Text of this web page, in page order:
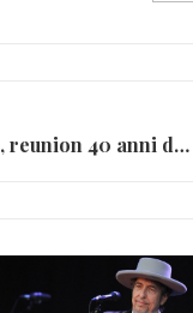
Decibel ed Enrico Ruggeri, reunion 40 anni dopo: esce Noblesse Oblige